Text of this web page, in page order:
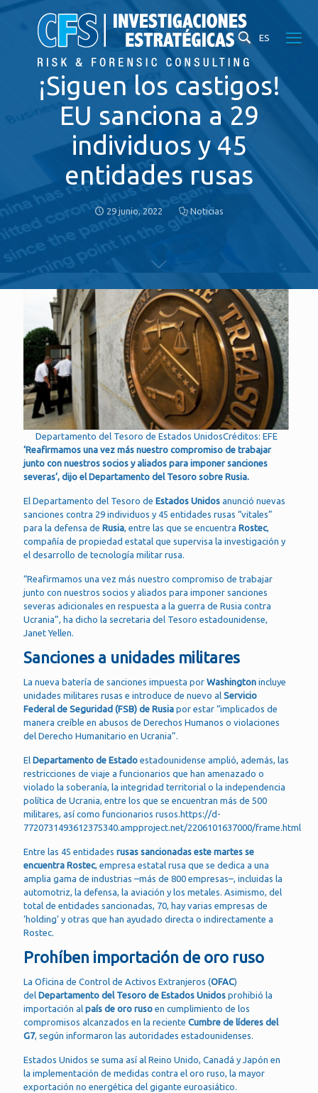
ES
¡Siguen los castigos!
EU sanciona a 29
individuos y 45
entidades rusas
29 junio, 2022 Noticias
Departamento del Tesoro de Estados UnidosCréditos: EFE
‘Reafirmamos una vez más nuestro compromiso de trabajar
junto con nuestros socios y aliados para imponer sanciones
severas’, dijo el Departamento del Tesoro sobre Rusia.
El Departamento del Tesoro de Estados Unidos anunció nuevas
sanciones contra 29 individuos y 45 entidades rusas “vitales”
para la defensa de Rusia, entre las que se encuentra Rostec,
compañía de propiedad estatal que supervisa la investigación y
el desarrollo de tecnología militar rusa.
“Reafirmamos una vez más nuestro compromiso de trabajar
junto con nuestros socios y aliados para imponer sanciones
severas adicionales en respuesta a la guerra de Rusia contra
Ucrania”, ha dicho la secretaria del Tesoro estadounidense,
Janet Yellen.
Sanciones a unidades militares
La nueva batería de sanciones impuesta por Washington incluye
unidades militares rusas e introduce de nuevo al Servicio
Federal de Seguridad (FSB) de Rusia por estar “implicados de
manera creíble en abusos de Derechos Humanos o violaciones
del Derecho Humanitario en Ucrania”.
El Departamento de Estado estadounidense amplió, además, las
restricciones de viaje a funcionarios que han amenazado o
violado la soberanía, la integridad territorial o la independencia
política de Ucrania, entre los que se encuentran más de 500
militares, así como funcionarios rusos.https://d-
7720731493612375340.ampproject.net/2206101637000/frame.html
Entre las 45 entidades rusas sancionadas este martes se
encuentra Rostec, empresa estatal rusa que se dedica a una
amplia gama de industrias –más de 800 empresas–, incluidas la
automotriz, la defensa, la aviación y los metales. Asimismo, del
total de entidades sancionadas, 70, hay varias empresas de
‘holding’ y otras que han ayudado directa o indirectamente a
Rostec.
Prohíben importación de oro ruso
La Oficina de Control de Activos Extranjeros (OFAC)
del Departamento del Tesoro de Estados Unidos prohibió la
importación al país de oro ruso en cumplimiento de los
compromisos alcanzados en la reciente Cumbre de líderes del
G7, según informaron las autoridades estadounidenses.
Estados Unidos se suma así al Reino Unido, Canadá y Japón en
la implementación de medidas contra el oro ruso, la mayor
exportación no energética del gigante euroasiático.